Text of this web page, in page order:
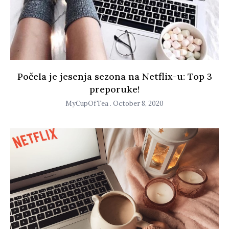
Počela je jesenja sezona na Netflix-u: Top 3
preporuke!
MyCupOfTea October 8, 2020